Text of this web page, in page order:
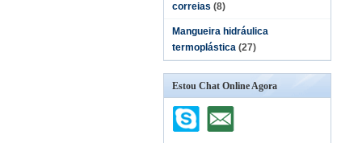
correias (8)
Mangueira hidráulica
termoplástica (27)
Estou Chat Online Agora